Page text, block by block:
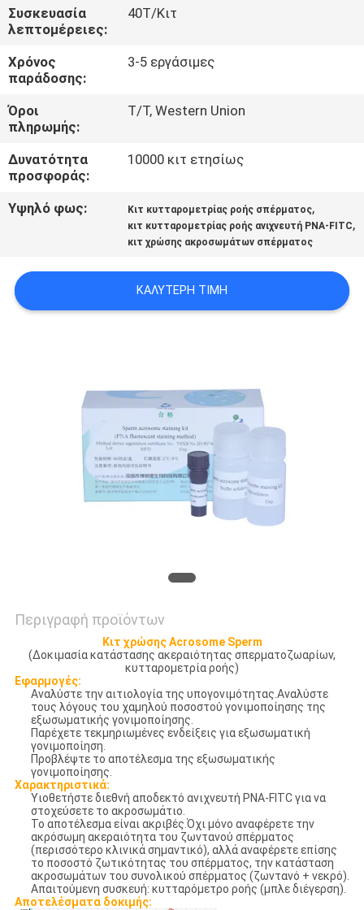
ΜΑΣ
ΕΛΆΤΕ
ΣΕ
ΕΠΑΦΉ
ΜΕ
ΕΙΔΉΣΕΙΣ
ΖΗΤΉΣΤΕ
ΈΝΑ
SITEMAP
PRIVACY
Συσκευασία
λεπτομέρειες:
40Τ/Κιτ
Χρόνος
παράδοσης:
3-5 εργάσιμες
Όροι
πληρωμής:
T/T, Western Union
Δυνατότητα
προσφοράς:
10000 κιτ ετησίως
Υψηλό φως: Κιτ κυτταρομετρίας ροής σπέρματος,
κιτ κυτταρομετρίας ροής ανιχνευτή PNA-FITC,
κιτ χρώσης ακροσωμάτων σπέρματος
ΚΑΛΎΤΕΡΗ ΤΙΜΉ
Περιγραφή προϊόντων
Κιτ χρώσης Acrosome Sperm
(Δοκιμασία κατάστασης ακεραιότητας σπερματοζωαρίων,
κυτταρομετρία ροής)
Εφαρμογές:
Αναλύστε την αιτιολογία της υπογονιμότητας.Αναλύστε
τους λόγους του χαμηλού ποσοστού γονιμοποίησης της
εξωσωματικής γονιμοποίησης.
Παρέχετε τεκμηριωμένες ενδείξεις για εξωσωματική
γονιμοποίηση.
Προβλέψτε το αποτέλεσμα της εξωσωματικής
γονιμοποίησης.
Χαρακτηριστικά:
Υιοθετήστε διεθνή αποδεκτό ανιχνευτή PNA-FITC για να
στοχεύσετε το ακροσωμάτιο.
Το αποτέλεσμα είναι ακριβές.Όχι μόνο αναφέρετε την
ακρόσωμη ακεραιότητα του ζωντανού σπέρματος
(περισσότερο κλινικά σημαντικό), αλλά αναφέρετε επίσης
το ποσοστό ζωτικότητας του σπέρματος, την κατάσταση
ακροσωμάτων του συνολικού σπέρματος (ζωντανό + νεκρό).
Απαιτούμενη συσκευή: κυτταρόμετρο ροής (μπλε διέγερση).
Αποτελέσματα δοκιμής: